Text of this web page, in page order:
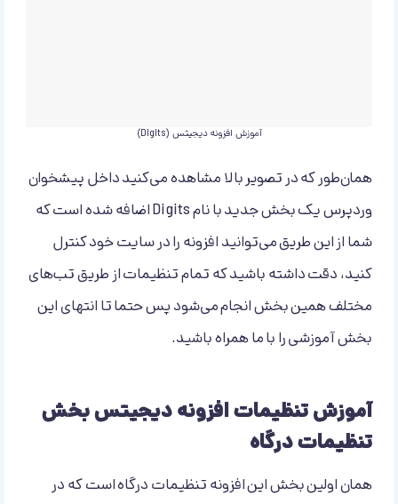
آموزش افزونه دیجیتس (Digits)
همان‌طور که در تصویر بالا مشاهده می‌کنید داخل پیشخوان
وردپرس یک بخش جدید با نام Digits اضافه شده است که
شما از این طریق می‌توانید افزونه را در سایت خود کنترل
کنید، دقت داشته باشید که تمام تنظیمات از طریق تب‌های
مختلف همین بخش انجام می‌شود پس حتما تا انتهای این
بخش آموزشی را با ما همراه باشید.
آموزش تنظیمات افزونه دیجیتس بخش
تنظیمات درگاه
همان اولین بخش این افزونه تنظیمات درگاه است که در